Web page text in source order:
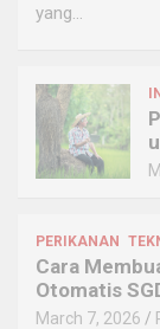
yang…
PERIKANAN
Cara
Otomatis
March 7, 2026